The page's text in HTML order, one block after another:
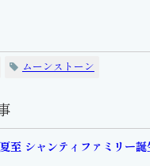
ムーンストーン
至 シャンティファミリー誕